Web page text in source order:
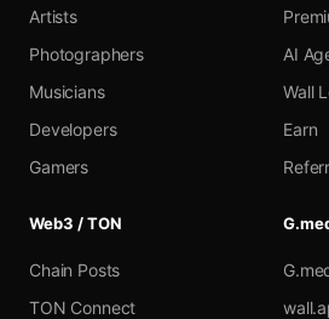
Artists
Photographers
Musicians
Developers
Gamers
AI
Wall
Earn
Web3 / TON
Chain Posts
TON Connect